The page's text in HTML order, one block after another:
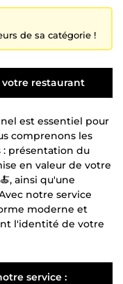
de sa catégorie !
restaurant
est essentiel pour
comprenons les
: présentation du
en valeur de votre
ainsi qu'une
notre service
moderne et
l'identité de votre
service :